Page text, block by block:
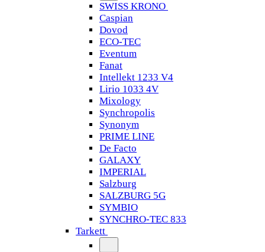
SWISS KRONO
Caspian
Dovod
ECO-TEC
Eventum
Fanat
Intellekt 1233 V4
Lirio 1033 4V
Mixology
Synchropolis
Synonym
PRIME LINE
De Facto
GALAXY
IMPERIAL
Salzburg
SALZBURG 5G
SYMBIO
SYNCHRO-TEC 833
Tarkett